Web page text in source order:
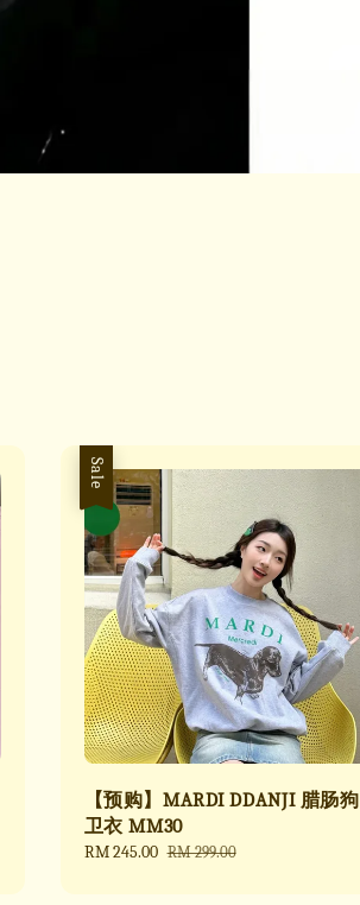
Sale
【预购】MARDI DDANJI 腊肠狗
卫衣 MM30
Sale
RM 245.00 Regular
RM 299.00